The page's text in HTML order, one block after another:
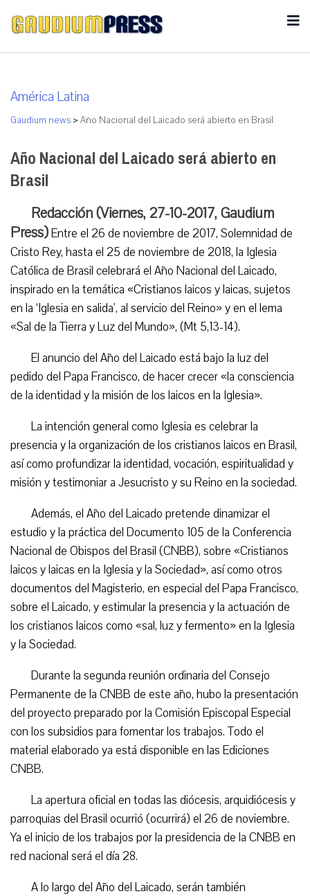
América Latina
Gaudium news >Año Nacional del Laicado será abierto en Brasil
Año Nacional del Laicado será abierto en
Brasil
Redacción (Viernes, 27-10-2017, Gaudium
Press)Entre el 26 de noviembre de 2017, Solemnidad de
Cristo Rey, hasta el 25 de noviembre de 2018, la Iglesia
Católica de Brasil celebrará el Año Nacional del Laicado,
inspirado en la temática «Cristianos laicos y laicas, sujetos
en la ‘Iglesia en salida’, al servicio del Reino» y en el lema
«Sal de la Tierra y Luz del Mundo», (Mt 5,13-14).
El anuncio del Año del Laicado está bajo la luz del
pedido del Papa Francisco, de hacer crecer «la consciencia
de la identidad y la misión de los laicos en la Iglesia».
La intención general como Iglesia es celebrar la
presencia y la organización de los cristianos laicos en Brasil,
así como profundizar la identidad, vocación, espiritualidad y
misión y testimoniar a Jesucristo y su Reino en la sociedad.
Además, el Año del Laicado pretende dinamizar el
estudio y la práctica del Documento 105 de la Conferencia
Nacional de Obispos del Brasil (CNBB), sobre «Cristianos
laicos y laicas en la Iglesia y la Sociedad», así como otros
documentos del Magisterio, en especial del Papa Francisco,
sobre el Laicado, y estimular la presencia y la actuación de
los cristianos laicos como «sal, luz y fermento» en la Iglesia
y la Sociedad.
Durante la segunda reunión ordinaria del Consejo
Permanente de la CNBB de este año, hubo la presentación
del proyecto preparado por la Comisión Episcopal Especial
con los subsidios para fomentar los trabajos. Todo el
material elaborado ya está disponible en las Ediciones
CNBB.
La apertura oficial en todas las diócesis, arquidiócesis y
parroquias del Brasil ocurrió (ocurrirá) el 26 de noviembre.
Ya el inicio de los trabajos por la presidencia de la CNBB en
red nacional será el día 28.
A lo largo del Año del Laicado, serán también